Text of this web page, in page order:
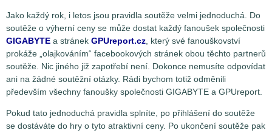
Jako každý rok, i letos jsou pravidla soutěže velmi jednoduchá. Do
soutěže o výherní ceny se může dostat každý fanoušek společnosti
GIGABYTE a stránek GPUreport.cz, který své fanouškovství
prokáže „olajkováním“ facebookových stránek obou těchto partnerů
soutěže. Nic jiného již zapotřebí není. Dokonce nemusíte odpovídat
ani na žádné soutěžní otázky. Rádi bychom totiž odměnili
především všechny fanoušky společnosti GIGABYTE a GPUreport.
Pokud tato jednoduchá pravidla splníte, po přihlášení do soutěže
se dostáváte do hry o tyto atraktivní ceny. Po ukončení soutěže pak